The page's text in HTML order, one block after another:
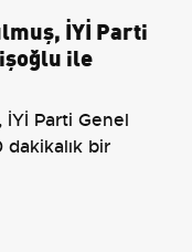
İYİ Parti
ile
İYİ Parti Genel
dakikalık bir